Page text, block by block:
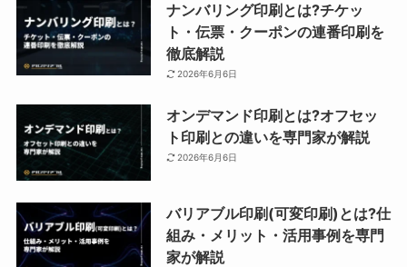
ナンバリング印刷とは?チケッ
ト・伝票・クーポンの連番印刷を
徹底解説
2026年6月6日
オンデマンド印刷とは?オフセッ
ト印刷との違いを専門家が解説
2026年6月6日
バリアブル印刷(可変印刷)とは?仕
組み・メリット・活用事例を専門
家が解説